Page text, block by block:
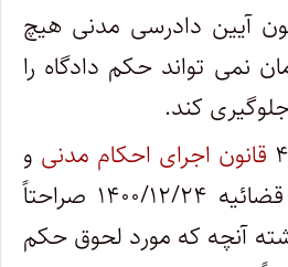
با ماده ۸ قانون آیین دادرسی مدنی هیچ
نمی تواند حکم دادگاه را
کند.
قانون اجرای احکام مدنی و
نظریه مشورتی قوه قضائیه ۱۴۰۰/۱۲/۲۴ صراحتاً
آنچه که مورد لحوق حکم